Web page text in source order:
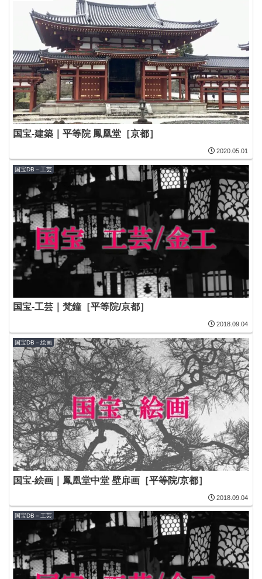
国宝-建築｜平等院 鳳凰堂［京都］
2020.05.01
国宝DB－工芸
国宝-工芸｜梵鐘［平等院/京都］
2018.09.04
国宝DB－絵画
国宝-絵画｜鳳凰堂中堂 壁扉画［平等院/京都］
2018.09.04
国宝DB－工芸